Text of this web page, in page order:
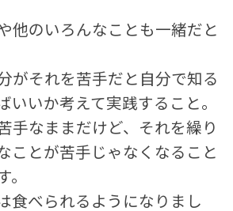
他のいろんなことも一緒だと
がそれを苦手だと自分で知る
いいか考えて実践すること。
手なままだけど、それを繰り
ことが苦手じゃなくなること
食べられるようになりまし